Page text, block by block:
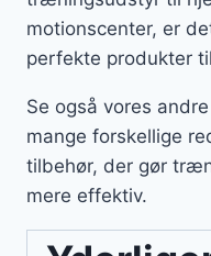
motionscenter, er
perfekte produkter
Se også vores
mange forskellige
tilbehør, der gør
mere effektiv.